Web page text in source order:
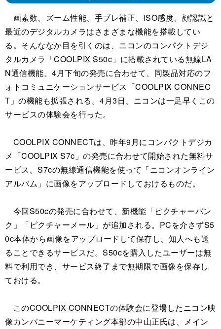
画素数、ズーム性能、手ブレ補正、ISO感度、顔認識と
最近のデジタルカメラはさまざまな機能を搭載してい
る。そんななか目を引くのは、ニコンのコンパクトデジ
タルカメラ「COOLPIX S50c」に搭載されている無線LA
N通信機能。4月下旬の発売に合わせて、同製品対応のフ
ォトコミュニケーションサービス「COOLPIX CONNEC
T」の機能も拡張される。4月3日、ニコンは一足早くこの
サービスの体験会を行った。
COOLPIX CONNECTは、昨年9月にコンパクトデジカ
メ「COOLPIX S7c」の発売に合わせて開始された無料サ
ービス。S7cの無線通信機能を使って「ニコンオンライン
アルバム」に画像をアップロードしておけるものだ。
今回S50cの発売に合わせて、新機能「ピクチャーバン
ク」「ピクチャーメール」が追加される。PCを介さずS5
0c本体から画像をアップロードして保存し、知人へも送
ることできるサービスだ。S50cを購入したユーザーは無
料で利用でき、サービス終了まで無期限で画像を保存し
ておける。
このCOOLPIX CONNECTの体験会に登場したニコン映
像カンパニーマーケティング本部の中山正氏は、メイン